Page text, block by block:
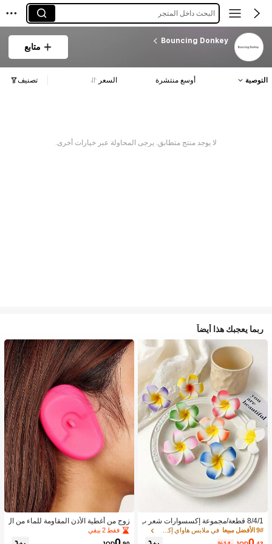
البحث داخل المتجر
Bouncing Donkey
متابع
التوصية أوسع منتشرة السعر تصنيف
لا يوجد منتج متطابق. يرجى المحاولة عبر خيارات أخرى.
ربما يعجبك هذا أيضاً
8/4/1 قطعة/مجموعة إكسسوارات شعر ب
نقشة زهور استوائية، مشابك شعر بلومير
يا ملونة، مناسبة لعطلات الشاطئ والتص
9# الأفضل مبيعا في ملابس هاواي إكسسوارات
زوج من أغطية الأذن المقاومة للماء من ال
سيليكون لصبغ الشعر، أداة تصفيف الشع
ر في صالون الحلاقة
فقط 2 بيقي